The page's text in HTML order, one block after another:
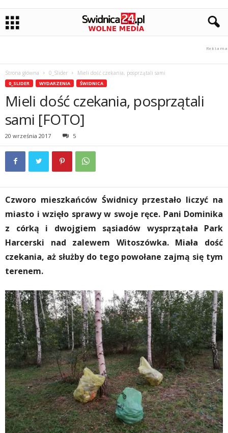
Strona główna 0_Slider Mieli dość czekania, posprzątali sami
0_SLIDER WYDARZENIA ŚWIDNICA
Mieli dość czekania, posprzątali
sami [FOTO]
20 września 2017 5
Czworo mieszkańców Świdnicy przestało liczyć na
miasto i wzięło sprawy w swoje ręce. Pani Dominika
z córką i dwojgiem sąsiadów wysprzątała Park
Harcerski nad zalewem Witoszówka. Miała dość
czekania, aż służby do tego powołane zajmą się tym
terenem.